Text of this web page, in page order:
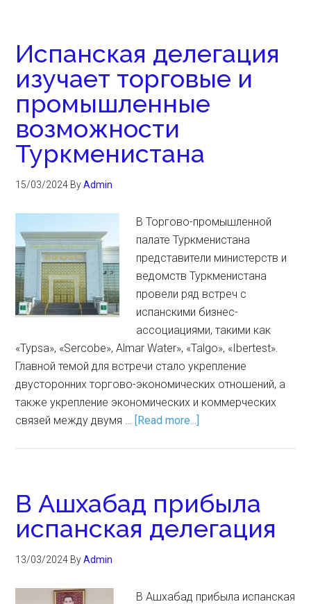
Испанская делегация
изучает торговые и
промышленные
возможности
Туркменистана
15/03/2024 ByAdmin
В Торгово-промышленной
палате Туркменистана
представители министерств и
ведомств Туркменистана
провели ряд встреч с
испанскими бизнес-
ассоциациями, такими как
«Typsa», «Sercobe», Almar Water», «Talgo», «Ibertest».
Главной темой для встречи стало укрепление
двусторонних торгово-экономических отношений, а
также укрепление экономических и коммерческих
связей между двумя … [Read more...]
В Ашхабад прибыла
испанская делегация
13/03/2024 ByAdmin
В Ашхабад прибыла испанская